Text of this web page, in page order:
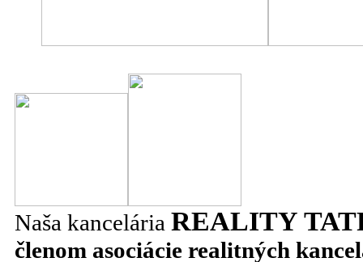
Naša kancelária REALITY
členom asociácie realitných